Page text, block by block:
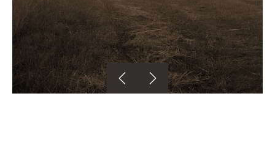
 